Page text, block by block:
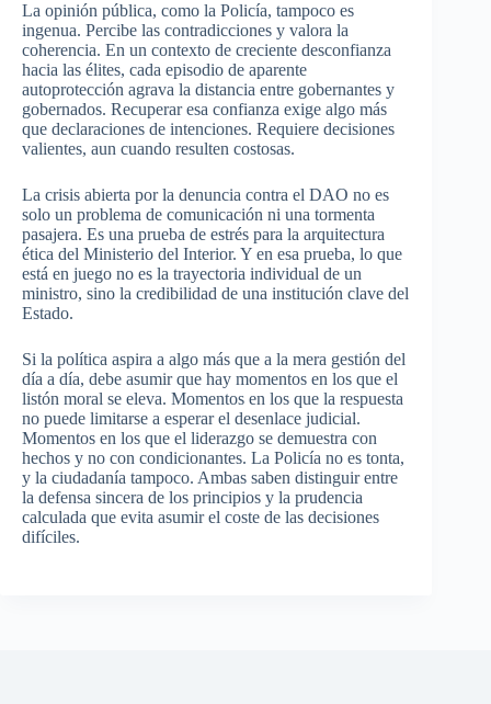
La opinión pública, como la Policía, tampoco es
ingenua. Percibe las contradicciones y valora la
coherencia. En un contexto de creciente desconfianza
hacia las élites, cada episodio de aparente
autoprotección agrava la distancia entre gobernantes y
gobernados. Recuperar esa confianza exige algo más
que declaraciones de intenciones. Requiere decisiones
valientes, aun cuando resulten costosas.
La crisis abierta por la denuncia contra el DAO no es
solo un problema de comunicación ni una tormenta
pasajera. Es una prueba de estrés para la arquitectura
ética del Ministerio del Interior. Y en esa prueba, lo que
está en juego no es la trayectoria individual de un
ministro, sino la credibilidad de una institución clave del
Estado.
Si la política aspira a algo más que a la mera gestión del
día a día, debe asumir que hay momentos en los que el
listón moral se eleva. Momentos en los que la respuesta
no puede limitarse a esperar el desenlace judicial.
Momentos en los que el liderazgo se demuestra con
hechos y no con condicionantes. La Policía no es tonta,
y la ciudadanía tampoco. Ambas saben distinguir entre
la defensa sincera de los principios y la prudencia
calculada que evita asumir el coste de las decisiones
difíciles.